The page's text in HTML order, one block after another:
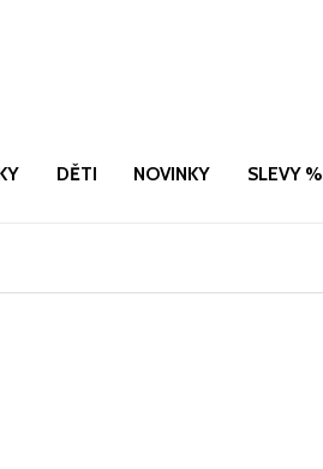
DĚTI NOVINKY SLEVY %